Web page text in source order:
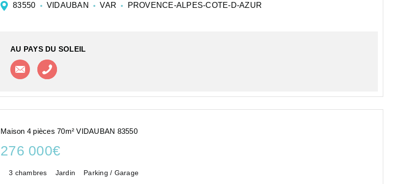
83550 VIDAUBAN VAR PROVENCE-ALPES-COTE-D-AZUR
AU PAYS DU SOLEIL
Contacter l'agence
Maison 4 pièces 70m² VIDAUBAN 83550
276 000€
3 chambres Jardin Parking / Garage